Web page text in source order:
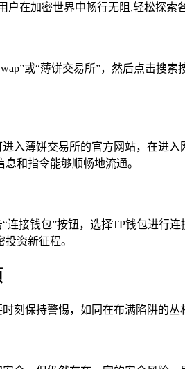
在加密世界中畅行无阻,轻松探索
或“薄饼交易所”，然后点击
入薄饼交易所的官方网站，在进
和指令能够顺畅地流通。
连接钱包”按钮，选择TP钱包进行
资新征程。
刻保持警惕，如同在布满陷阱的丛